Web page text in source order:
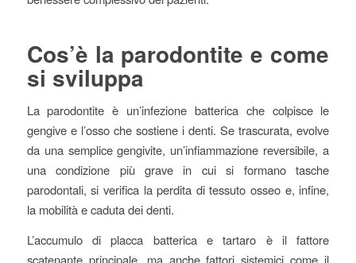
Cos’è la parodontite e come
si sviluppa
La parodontite è un’infezione batterica che colpisce le
gengive e l’osso che sostiene i denti. Se trascurata, evolve
da una semplice gengivite, un’infiammazione reversibile, a
una condizione più grave in cui si formano tasche
parodontali, si verifica la perdita di tessuto osseo e, infine,
la mobilità e caduta dei denti.
L’accumulo di placca batterica e tartaro è il fattore
scatenante principale, ma anche fattori sistemici come il